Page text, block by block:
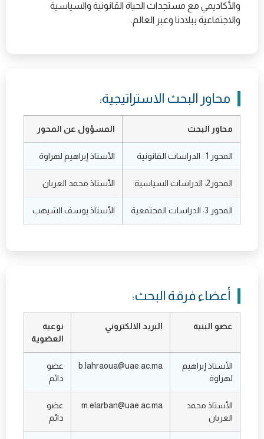
والأكاديمي مع مستجدات الحياة القانونية والسياسية
والاجتماعية ببلادنا وعبر العالم.
محاور البحث الاستراتيجية:
محاور البحث المسؤول عن المحور
المحور 1 : الدراسات القانونية الأستاذ إبراهيم لهراوة
المحور2: الدراسات السياسية الأستاذ محمد العربان
المحور 3: الدراسات المجتمعية الأستاذ يوسف الشيهب
أعضاء فرقة البحث:
عضو البنية البريد الالكتروني
نوعية
العضوية
الأستاذ إبراهيم
لهراوة
b.lahraoua@uae.ac.ma
عضو
دائم
الأستاذ محمد
العربان
m.elarban@uae.ac.ma
عضو
دائم